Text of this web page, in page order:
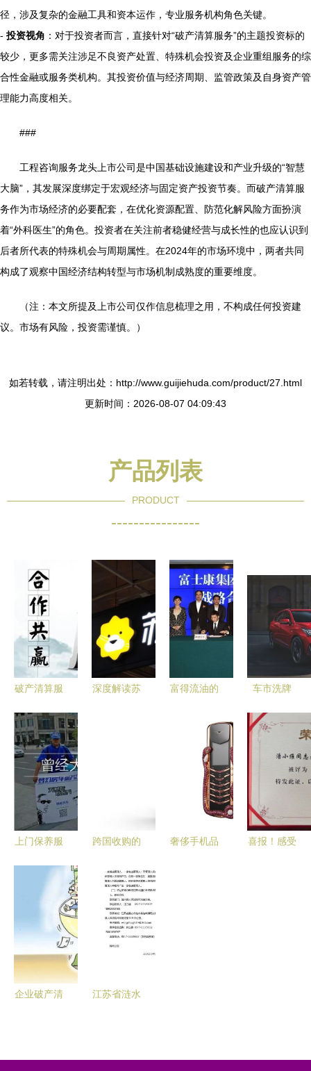
径，涉及复杂的金融工具和资本运作，专业服务机构角色关键。
- 投资视角 ：对于投资者而言，直接针对“破产清算服务”的主题投资标的
较少，更多需关注涉足不良资产处置、特殊机会投资及企业重组服务的综
合性金融或服务类机构。其投资价值与经济周期、监管政策及自身资产管
理能力高度相关。
###
工程咨询服务龙头上市公司是中国基础设施建设和产业升级的“智慧
大脑”，其发展深度绑定于宏观经济与固定资产投资节奏。而破产清算服
务作为市场经济的必要配套，在优化资源配置、防范化解风险方面扮演
着“外科医生”的角色。投资者在关注前者稳健经营与成长性的也应认识到
后者所代表的特殊机会与周期属性。在2024年的市场环境中，两者共同
构成了观察中国经济结构转型与市场机制成熟度的重要维度。
（注：本文所提及上市公司仅作信息梳理之用，不构成任何投资建
议。市场有风险，投资需谨慎。）
如若转载，请注明出处：http://www.guijiehuda.com/product/27.html
更新时间：2026-08-07 04:09:43
产品列表
PRODUCT
----------------
破产清算服
资源网助力
企业有序退
出市场
深度解读苏
富得流油的
算，给车企
的三记警钟
车市洗牌
场、德系豪
门破产，蔚
来官宣涨价
上门保养服
何它们未能
打动你？
跨国收购的
些年中国企
业吞下的国
际品牌，为
何有人欢喜
奢侈手机品
喜报！感受
企业破产清
江苏省涟水